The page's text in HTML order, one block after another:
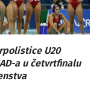
U20
a u četvrtfinalu